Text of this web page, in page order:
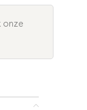
onze